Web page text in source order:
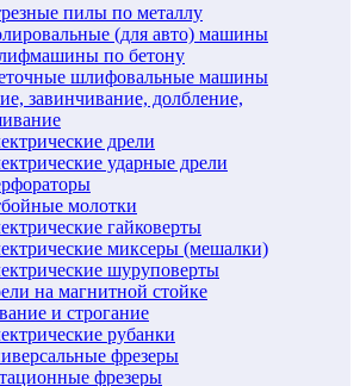
пилы по металлу
(для авто) машины
по бетону
шлифовальные машины
завинчивание, долбление,
дрели
ударные дрели
молотки
гайковерты
миксеры (мешалки)
шуруповерты
на магнитной стойке
и строгание
рубанки
фрезеры
фрезеры